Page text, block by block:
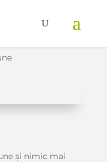
și nimic mai